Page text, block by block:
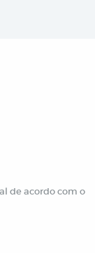
de acordo com o